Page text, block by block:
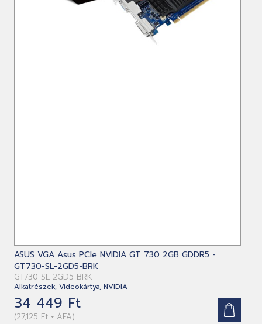
ASUS VGA Asus PCIe NVIDIA GT 730 2GB GDDR5 -
GT730-SL-2GD5-BRK
GT730-SL-2GD5-BRK
Alkatrészek, Videokártya, NVIDIA
34 449 Ft
(27,125 Ft + ÁFA)